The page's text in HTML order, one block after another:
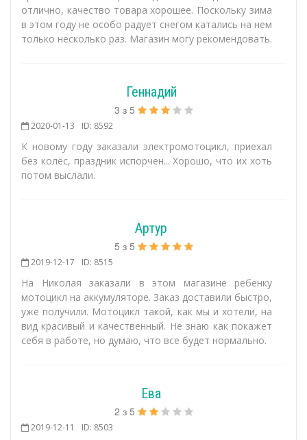
отлично, качество товара хорошее. Поскольку зима
в этом году не особо радует снегом катались на нем
только несколько раз. Магазин могу рекомендовать.
Геннадий
3 з 5
2020-01-13 ID: 8592
К новому году заказали электромотоцикл, приехал
без колёс, праздник испорчен... Хорошо, что их хоть
потом выслали.
Артур
5 з 5
2019-12-17 ID: 8515
На Николая заказали в этом магазине ребенку
мотоцикл на аккумуляторе. Заказ доставили быстро,
уже получили. Мотоцикл такой, как мы и хотели, на
вид красивый и качественный. Не знаю как покажет
себя в работе, но думаю, что все будет нормально.
Ева
2 з 5
2019-12-11 ID: 8503